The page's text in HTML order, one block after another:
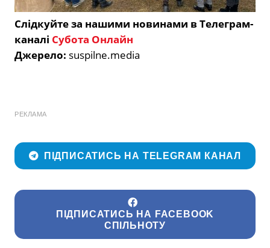
Слідкуйте за нашими новинами в Телеграм-
каналі Субота Онлайн
Джерело: suspilne.media
РЕКЛАМА
ПІДПИСАТИСЬ НА TELEGRAM КАНАЛ
ПІДПИСАТИСЬ НА FACEBOOK
СПІЛЬНОТУ